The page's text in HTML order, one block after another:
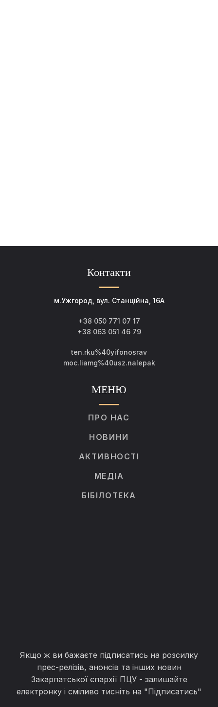
Контакти
м.Ужгород, вул. Станційна, 16А
+38 050 771 07 17
+38 063 051 46 79
ten.rku%40yifonosrav
moc.liamg%40usz.nalepak
МЕНЮ
ПРО НАС
НОВИНИ
АКТИВНОСТІ
МЕДІА
БІБІЛОТЕКА
Якщо ж ви бажаєте підписатись на розсилку
прес-релізів, анонсів та інших новин
Закарпатської єпархії ПЦУ - залишайте
електронку і сміливо тисніть на "Підписатись"